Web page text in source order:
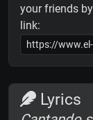
your friends
link:
Lyrics